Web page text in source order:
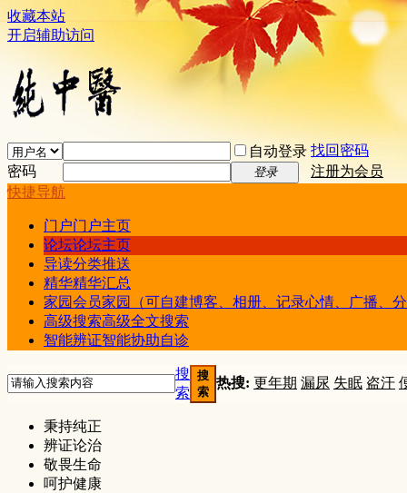
收藏本站
开启辅助访问
自动登录 找回密码
密码
登录
注册为会员
快捷导航
门户门户主页
论坛论坛主页
导读分类推送
精华精华汇总
家园会员家园（可自建博客、相册、记录心情、广播、
高级搜索高级全文搜索
智能辨证智能协助自诊
搜
索
搜
索
热搜: 更年期 漏尿 失眠 盗汗
秉持纯正
辨证论治
敬畏生命
呵护健康